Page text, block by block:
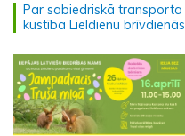
Par sabiedriskā transporta
kustība Lieldienu brīvdienās